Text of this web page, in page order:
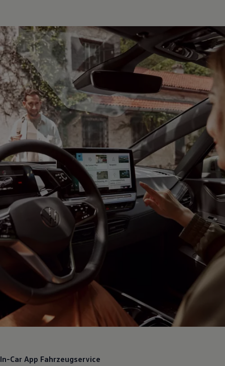
In-Car App Fahrzeugservice